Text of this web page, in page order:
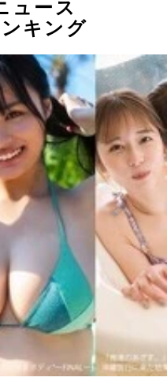
ュース
キング